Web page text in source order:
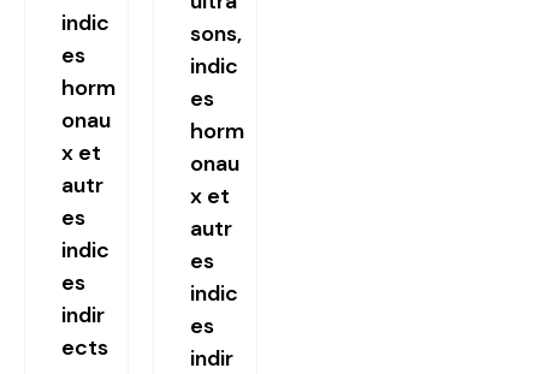
indic
es
horm
onau
x et
autr
es
indic
es
indir
ects
sons,
indic
es
horm
onau
x et
autr
es
indic
es
indir